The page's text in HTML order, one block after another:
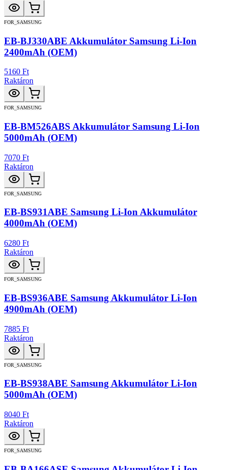
FOR_SAMSUNG
EB-BJ330ABE Akkumulátor Samsung Li-Ion
2400mAh (OEM)
5160 Ft
Raktáron
FOR_SAMSUNG
EB-BM526ABS Akkumulátor Samsung Li-Ion
5000mAh (OEM)
7070 Ft
Raktáron
FOR_SAMSUNG
EB-BS931ABE Samsung Li-Ion Akkumulátor
4000mAh (OEM)
6280 Ft
Raktáron
FOR_SAMSUNG
EB-BS936ABE Samsung Akkumulátor Li-Ion
4900mAh (OEM)
7885 Ft
Raktáron
FOR_SAMSUNG
EB-BS938ABE Samsung Akkumulátor Li-Ion
5000mAh (OEM)
8040 Ft
Raktáron
FOR_SAMSUNG